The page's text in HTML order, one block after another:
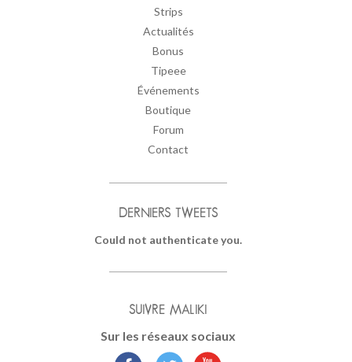
Strips
Actualités
Bonus
Tipeee
Événements
Boutique
Forum
Contact
DERNIERS TWEETS
Could not authenticate you.
SUIVRE MALIKI
Sur les réseaux sociaux